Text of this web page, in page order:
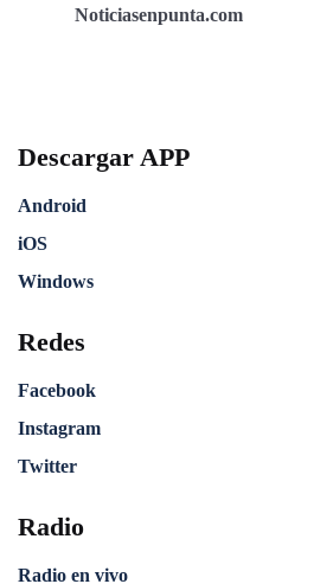
Noticiasenpunta.com
Descargar APP
Android
iOS
Windows
Redes
Facebook
Instagram
Twitter
Radio
Radio en vivo